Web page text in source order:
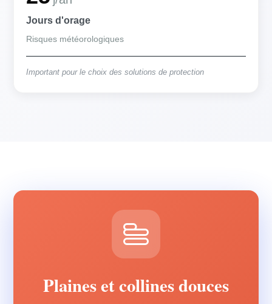
Jours d'orage
Risques météorologiques
Important pour le choix des solutions de protection
Plaines et collines douces